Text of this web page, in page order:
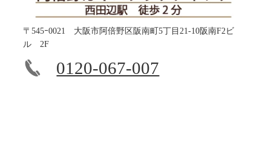
〒545ｰ0021 大阪市阿倍野区阪南町5丁目21-10阪南F2ビ
ル 2F
0120-067-007